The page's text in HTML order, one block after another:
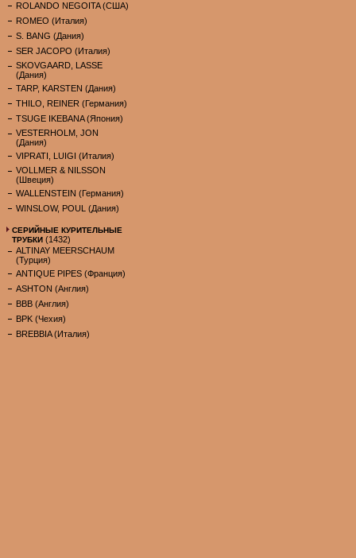
ROLANDO NEGOITA (США)
ROMEO (Италия)
S. BANG (Дания)
SER JACOPO (Италия)
SKOVGAARD, LASSE
(Дания)
TARP, KARSTEN (Дания)
THILO, REINER (Германия)
TSUGE IKEBANA (Япония)
VESTERHOLM, JON
(Дания)
VIPRATI, LUIGI (Италия)
VOLLMER & NILSSON
(Швеция)
WALLENSTEIN (Германия)
WINSLOW, POUL (Дания)
СЕРИЙНЫЕ КУРИТЕЛЬНЫЕ
ТРУБКИ (1432)
ALTINAY MEERSCHAUM
(Турция)
ANTIQUE PIPES (Франция)
ASHTON (Англия)
BBB (Англия)
BPK (Чехия)
BREBBIA (Италия)